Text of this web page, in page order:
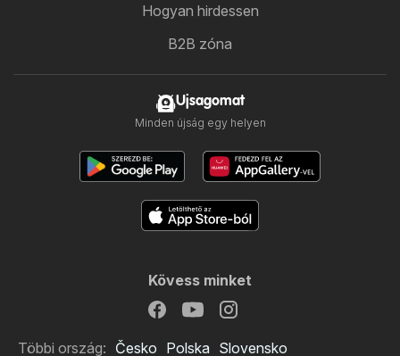
Hogyan hirdessen
B2B zóna
Ujsagomat
Minden újság egy helyen
Kövess minket
Többi ország: Česko Polska Slovensko